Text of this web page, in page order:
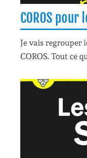
COROS
Je vais regrouper
COROS. Tout ce